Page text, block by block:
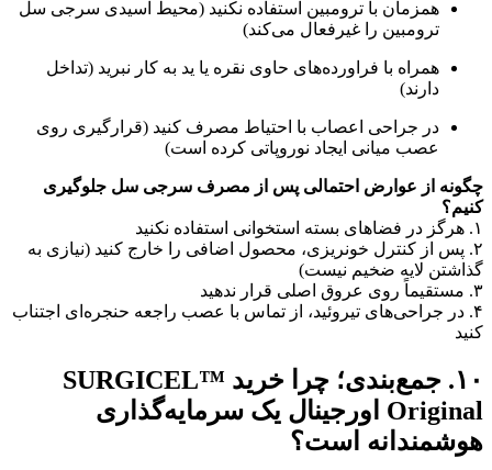
همزمان با ترومبین استفاده نکنید (محیط اسیدی سرجی سل
ترومبین را غیرفعال می‌کند)
همراه با فراورده‌های حاوی نقره یا ید به کار نبرید (تداخل
دارند)
در جراحی اعصاب با احتیاط مصرف کنید (قرارگیری روی
عصب میانی ایجاد نوروپاتی کرده است)
چگونه از عوارض احتمالی پس از مصرف سرجی سل جلوگیری
کنیم؟
۱. هرگز در فضاهای بسته استخوانی استفاده نکنید
۲. پس از کنترل خونریزی، محصول اضافی را خارج کنید (نیازی به
گذاشتن لایه ضخیم نیست)
۳. مستقیماً روی عروق اصلی قرار ندهید
۴. در جراحی‌های تیروئید، از تماس با عصب راجعه حنجره‌ای اجتناب
کنید
۱۰. جمع‌بندی؛ چرا خرید SURGICEL™
Original اورجینال یک سرمایه‌گذاری
هوشمندانه است؟